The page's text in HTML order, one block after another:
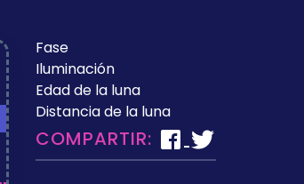
Fase
Iluminación
Edad de la luna
Distancia de la luna
COMPARTIR: